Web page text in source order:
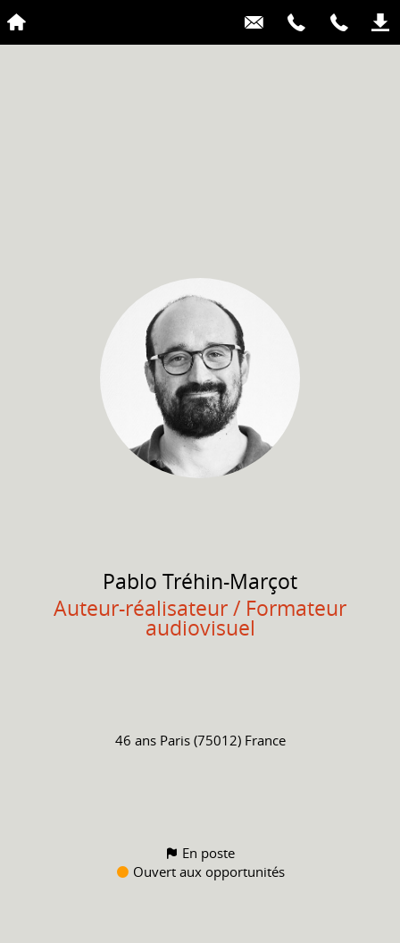
Pablo Tréhin-Marçot
Auteur-réalisateur / Formateur
audiovisuel
46 ans Paris (75012) France
En poste
Ouvert aux opportunités